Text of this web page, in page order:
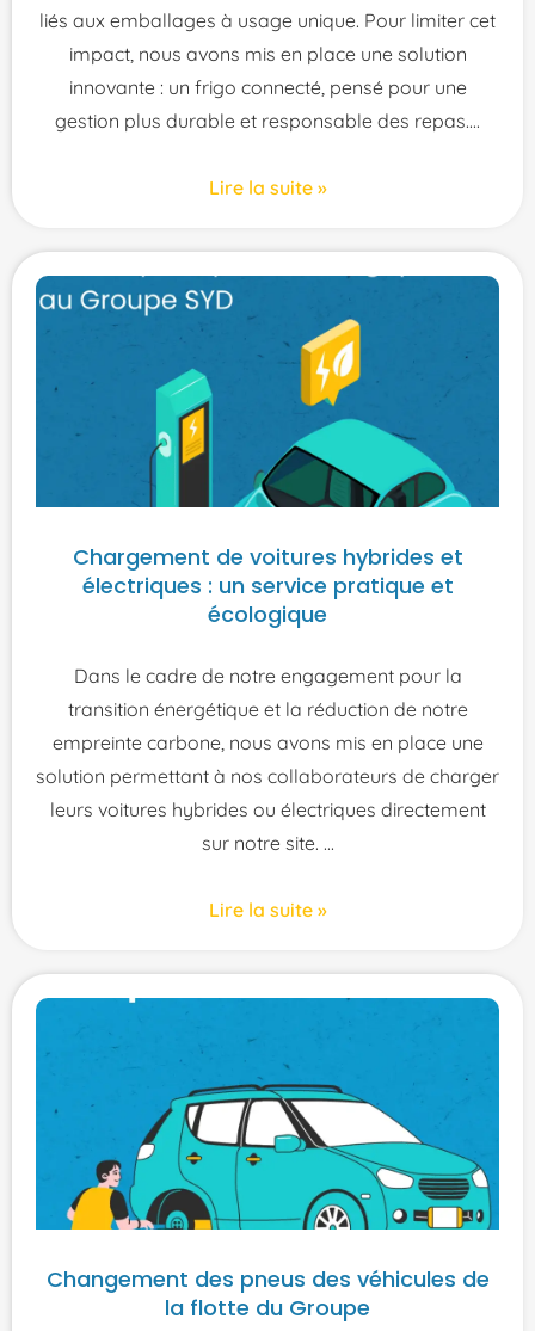
liés aux emballages à usage unique. Pour limiter cet
impact, nous avons mis en place une solution
innovante : un frigo connecté, pensé pour une
gestion plus durable et responsable des repas.
Lire la suite »
Chargement de voitures hybrides et
électriques : un service pratique et
écologique
Dans le cadre de notre engagement pour la
transition énergétique et la réduction de notre
empreinte carbone, nous avons mis en place une
solution permettant à nos collaborateurs de charger
leurs voitures hybrides ou électriques directement
sur notre site.
Lire la suite »
Changement des pneus des véhicules de
la flotte du Groupe